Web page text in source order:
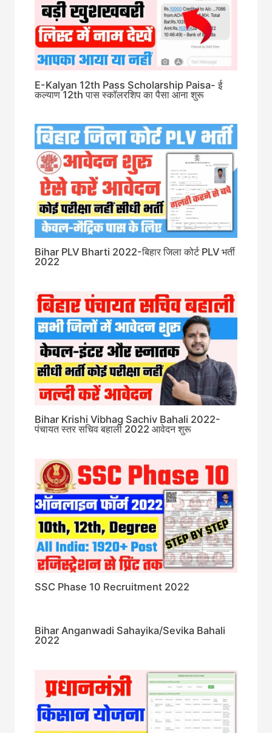
E-Kalyan 12th Pass Scholarship Paisa- ई
कल्याण 12th पास स्कॉलरशिप का पैसा आना शुरू
Bihar PLV Bharti 2022-बिहार जिला कोर्ट PLV भर्ती
2022
Bihar Krishi Vibhag Sachiv Bahali 2022-
पंचायत स्तर सचिव बहाली 2022 आवेदन शुरू
SSC Phase 10 Recruitment 2022
Bihar Anganwadi Sahayika/Sevika Bahali
2022